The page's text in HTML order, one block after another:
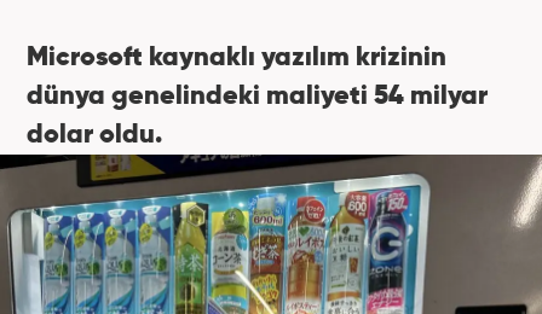
Microsoft kaynaklı yazılım krizinin
dünya genelindeki maliyeti 54 milyar
dolar oldu.